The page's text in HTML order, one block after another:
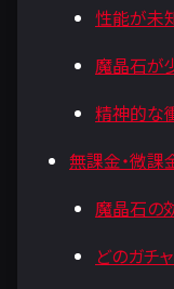
性能が未
魔晶石が
精神的な
無課金・微課
魔晶石の
どのガチ